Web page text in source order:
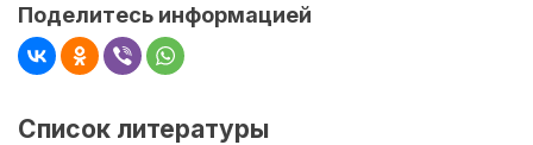
Поделитесь информацией
Список литературы